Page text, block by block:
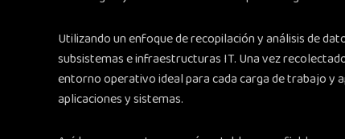
Utilizando un enfoque de recopilación y análisis de
subsistemas e infraestructuras IT. Una vez
entorno operativo ideal para cada carga de trabajo y
aplicaciones y sistemas.